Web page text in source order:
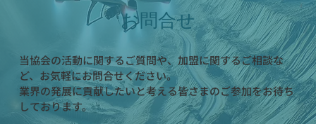
お問合せ
当協会の活動に関するご質問や、加盟に関するご相談な
ど、お気軽にお問合せください。
業界の発展に貢献したいと考える皆さまのご参加をお待ち
しております。